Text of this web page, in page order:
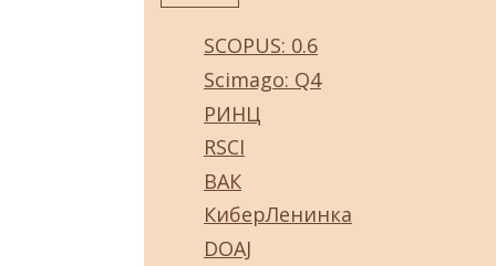
SCOPUS: 0.6
Scimago: Q4
РИНЦ
RSCI
ВАК
КиберЛенинка
DOAJ